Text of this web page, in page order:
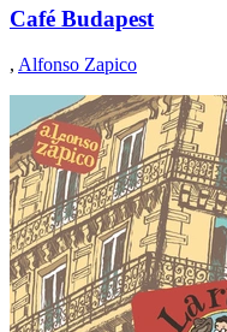
Café Budapest
, Alfonso Zapico